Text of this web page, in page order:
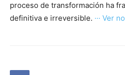
proceso de transformación ha
definitiva e irreversible. ··· Ver